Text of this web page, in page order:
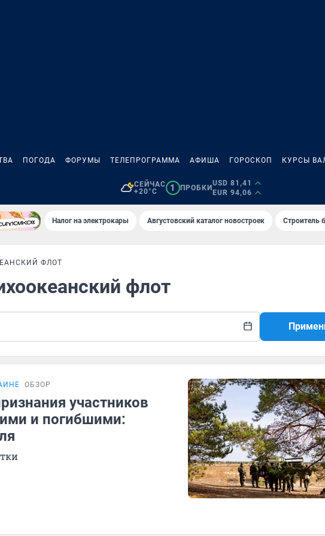
ПОГОДА ФОРУМЫ ТЕЛЕПРОГРАММА АФИША ГОРОСКОП КУРСЫ
СЕЙЧАС
+20°C
1 ПРОБКИ
USD 81,41
EUR 94,06
Налог на электрокары Августовский каталог новостроек Строитель
ФЛОТ
флот
ОБЗОР
участников
и погибшими: